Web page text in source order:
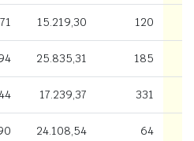
15.219,30 120
25.835,31 185
17.239,37 331
24.108,54 64